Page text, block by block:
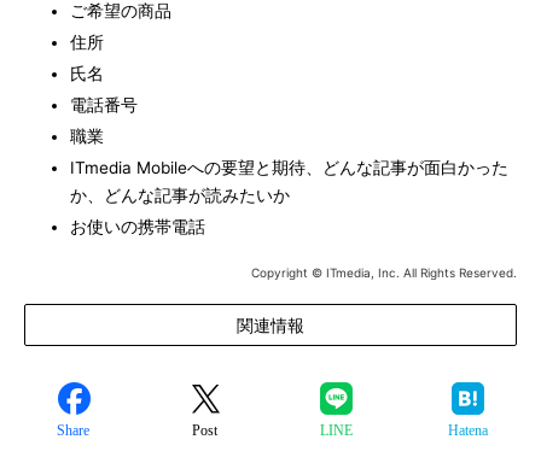
ご希望の商品
住所
氏名
電話番号
職業
ITmedia Mobileへの要望と期待、どんな記事が面白かった
か、どんな記事が読みたいか
お使いの携帯電話
Copyright © ITmedia, Inc. All Rights Reserved.
関連情報
Share Post LINE Hatena